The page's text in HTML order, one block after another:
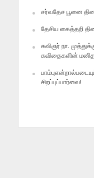
சர்வதேச பூனை
தேசிய கைத்தறி
கவிஞர் நா.
கவிதைகளின்
சிறப்புப்பார்வை!